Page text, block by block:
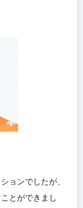
ョンでしたが、
とができまし